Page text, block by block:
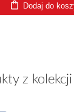
Dodaj do
z kolekcji